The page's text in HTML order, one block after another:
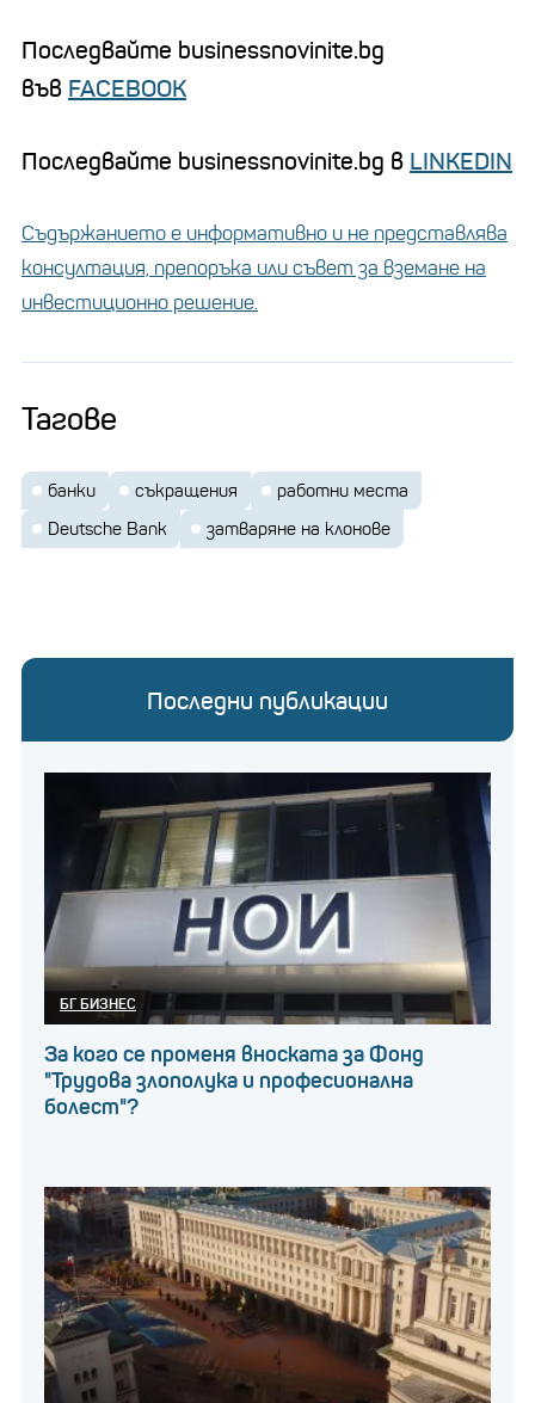
Последвайте businessnovinite.bg
във FACEBOOK
Последвайте businessnovinite.bg в LINKEDIN
Съдържанието е информативно и не представлява
консултация, препоръка или съвет за вземане на
инвестиционно решение.
Тагове
банки съкращения
работни места
Deutsche Bank
затваряне на клонове
Последни публикации
БГ БИЗНЕС
За кого се променя вноската за Фонд
"Трудова злополука и професионална
болест"?